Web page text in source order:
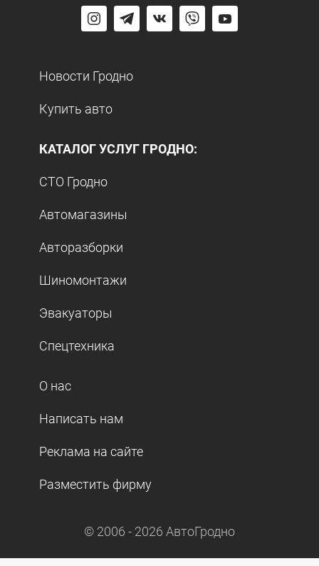
Новости Гродно
Купить авто
КАТАЛОГ УСЛУГ ГРОДНО:
СТО Гродно
Автомагазины
Авторазборки
Шиномонтажи
Эвакуаторы
Спецтехника
О нас
Написать нам
Реклама на сайте
Разместить фирму
© 2006 - 2026 АвтоГродно